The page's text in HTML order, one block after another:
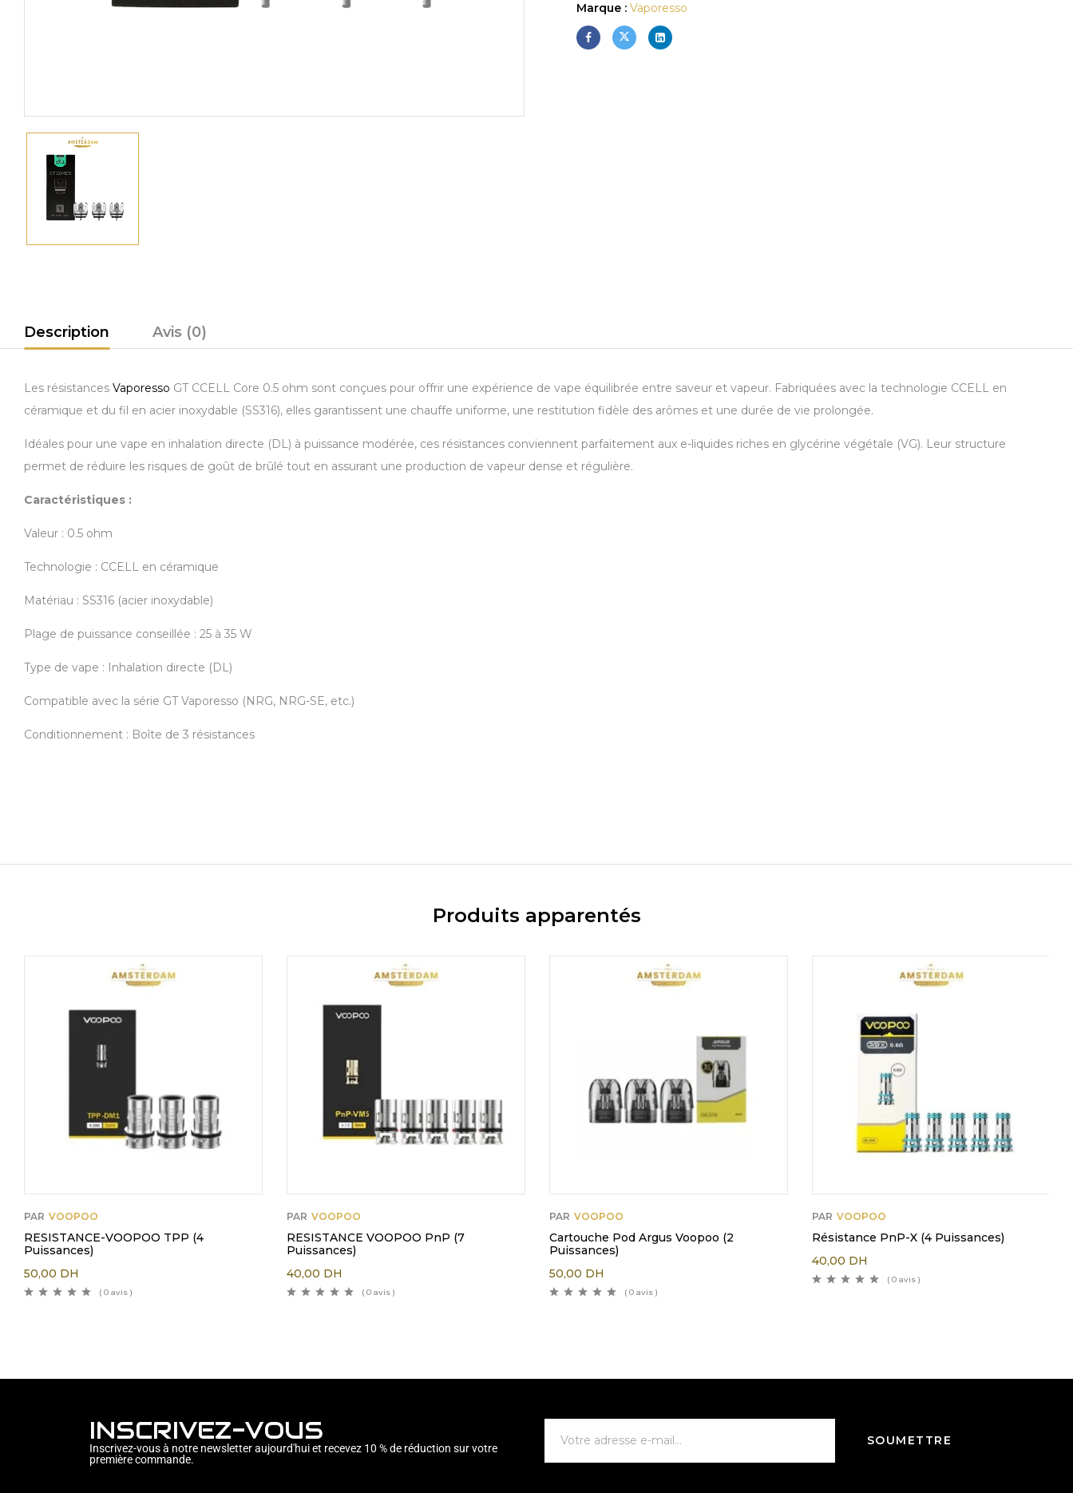
Marque : Vaporesso
Description Avis (0)
Les résistances Vaporesso GT CCELL Core 0.5 ohm sont conçues pour offrir une expérience de vape équilibrée entre saveur et vapeur. Fabriquées avec la technologie CCELL en
céramique et du fil en acier inoxydable (SS316), elles garantissent une chauffe uniforme, une restitution fidèle des arômes et une durée de vie prolongée.
Idéales pour une vape en inhalation directe (DL) à puissance modérée, ces résistances conviennent parfaitement aux e-liquides riches en glycérine végétale (VG). Leur structure
permet de réduire les risques de goût de brûlé tout en assurant une production de vapeur dense et régulière.
Caractéristiques :
Valeur : 0.5 ohm
Technologie : CCELL en céramique
Matériau : SS316 (acier inoxydable)
Plage de puissance conseillée : 25 à 35 W
Type de vape : Inhalation directe (DL)
Compatible avec la série GT Vaporesso (NRG, NRG-SE, etc.)
Conditionnement : Boîte de 3 résistances
Produits apparentés
PAR VOOPOO
RESISTANCE-VOOPOO TPP (4
Puissances)
50,00 DH
( 0 avis )
PAR VOOPOO
RESISTANCE VOOPOO PnP (7
Puissances)
40,00 DH
( 0 avis )
PAR VOOPOO
Cartouche Pod Argus Voopoo (2
Puissances)
50,00 DH
( 0 avis )
PAR VOOPOO
Résistance PnP-X (4 Puissances)
40,00 DH
( 0 avis )
INSCRIVEZ-VOUS
Inscrivez-vous à notre newsletter aujourd'hui et recevez 10 % de réduction sur votre
première commande.